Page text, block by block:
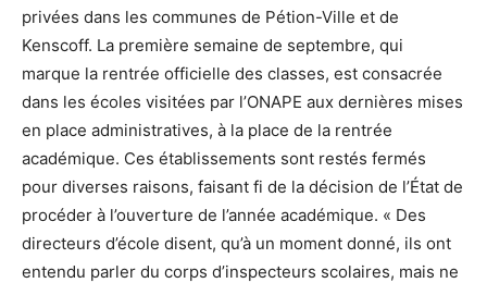
privées dans les communes de Pétion-Ville et de
Kenscoff. La première semaine de septembre, qui
marque la rentrée officielle des classes, est consacrée
dans les écoles visitées par l’ONAPE aux dernières mises
en place administratives, à la place de la rentrée
académique. Ces établissements sont restés fermés
pour diverses raisons, faisant fi de la décision de l’État de
procéder à l’ouverture de l’année académique. « Des
directeurs d’école disent, qu’à un moment donné, ils ont
entendu parler du corps d’inspecteurs scolaires, mais ne